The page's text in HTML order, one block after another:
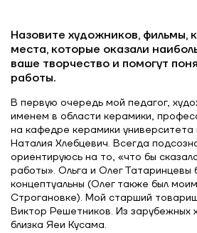
Назовите художников, фильмы,
места, которые оказали
ваше творчество и помогут
работы.
В первую очередь мой педагог,
именем в области керамики,
на кафедре керамики
Наталия Хлебцевич. Всегда
ориентируюсь на то, «что бы
работы». Ольга и Олег Татаринцевы
концептуальны (Олег также был
Строгановке). Мой старший
Виктор Решетников. Из зарубежных
близка Яеи Кусама.